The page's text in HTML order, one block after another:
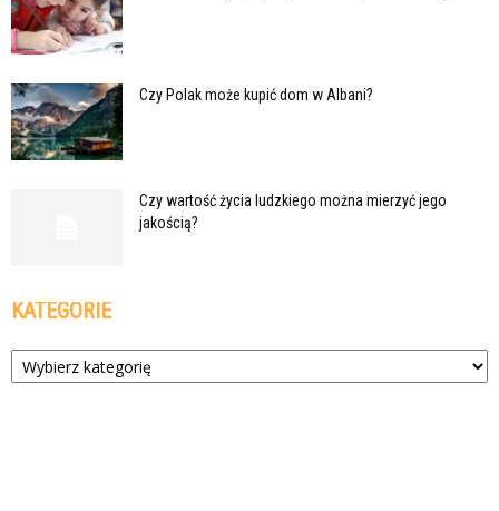
Czy Polak może kupić dom w Albani?
Czy wartość życia ludzkiego można mierzyć jego
jakością?
KATEGORIE
Kategorie